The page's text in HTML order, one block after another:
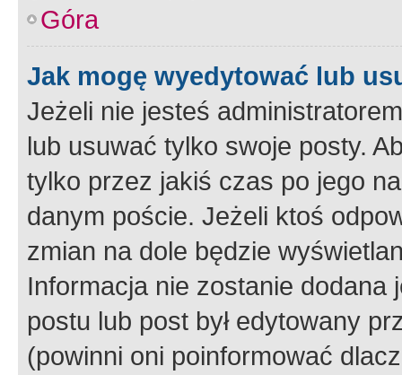
Góra
Jak mogę wyedytować lub
Jeżeli nie jesteś
lub usuwać tylko swoje posty.
tylko przez jakiś czas po jego
danym poście. Jeżeli ktoś
zmian na dole będzie
Informacja nie zostanie dodana
postu lub post był edytowany
(powinni oni poinformować